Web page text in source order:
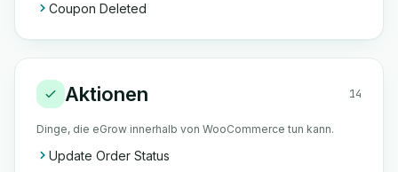
Coupon Deleted
Aktionen 14
Dinge, die eGrow innerhalb von WooCommerce tun kann.
Update Order Status